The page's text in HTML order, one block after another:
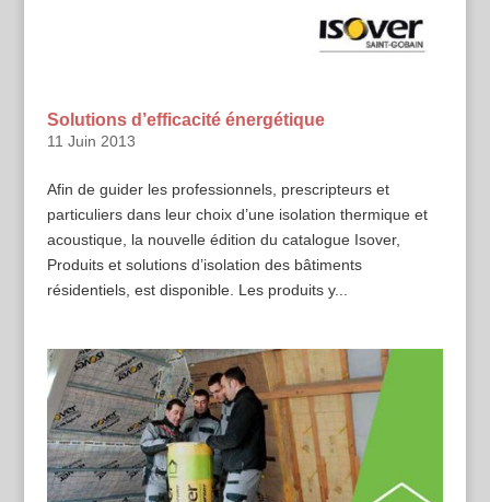
Solutions d’efficacité énergétique
11 Juin 2013
Afin de guider les professionnels, prescripteurs et
particuliers dans leur choix d’une isolation thermique et
acoustique, la nouvelle édition du catalogue Isover,
Produits et solutions d’isolation des bâtiments
résidentiels, est disponible. Les produits y...